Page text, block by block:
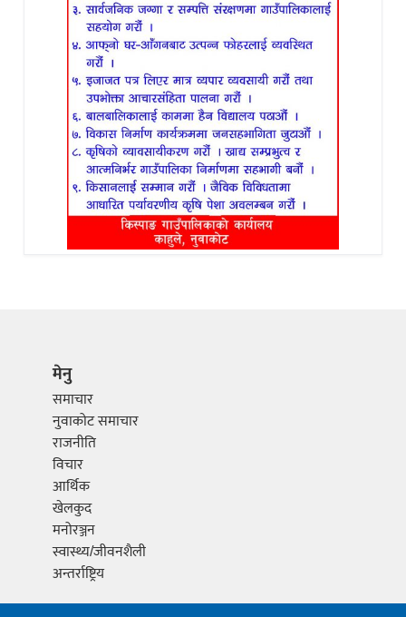
मेनु
समाचार
नुवाकोट समाचार
राजनीति
विचार
आर्थिक
खेलकुद
मनोरञ्जन
स्वास्थ्य/जीवनशैली
अन्तर्राष्ट्रिय